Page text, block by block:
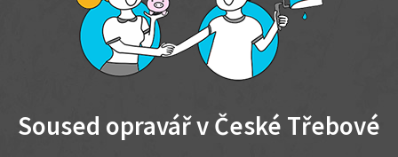
Soused opravář v České Třebové